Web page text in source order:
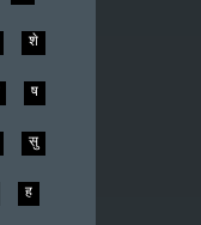
शे
ष
सु
ह